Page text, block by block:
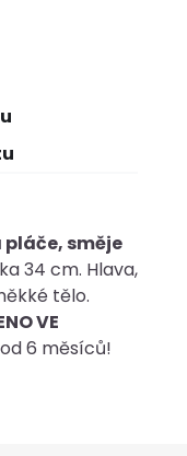
směje
34 cm. Hlava,
tělo.
VE
6 měsíců!